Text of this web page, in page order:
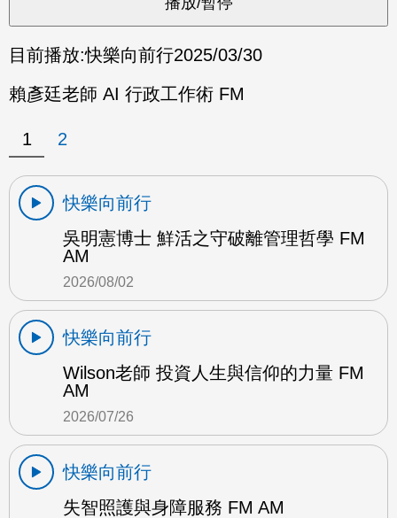
目前播放:快樂向前行2025/03/30
賴彥廷老師 AI 行政工作術 FM
1 2
快樂向前行
吳明憲博士 鮮活之守破離管理哲學 FM
AM
2026/08/02
快樂向前行
Wilson老師 投資人生與信仰的力量 FM
AM
2026/07/26
快樂向前行
失智照護與身障服務 FM AM